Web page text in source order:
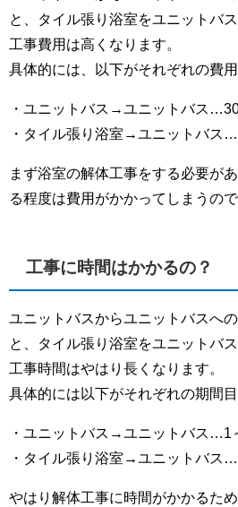
と、タイル張り浴室をユニットバ
工事費用は高くなります。
具体的には、以下がそれぞれの費用
・ユニットバス→ユニットバス
・タイル張り浴室→ユニットバス
まず浴室の解体工事をする必要が
る程度は費用がかかってしまうので
工事に時間はかかるの？
ユニットバスからユニットバスへ
と、タイル張り浴室をユニットバ
工事時間はやはり長くなります。
具体的には以下がそれぞれの期間目
・ユニットバス→ユニットバス…1
・タイル張り浴室→ユニットバス
やはり解体工事に時間がかかるた